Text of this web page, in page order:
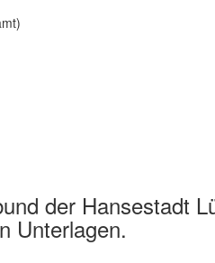
der Hansestadt
Unterlagen.